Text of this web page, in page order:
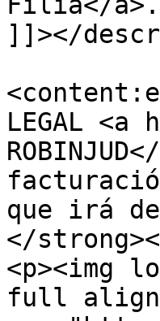
]]></
LEGAL <a
facturación
que irá
</
<p><img
full